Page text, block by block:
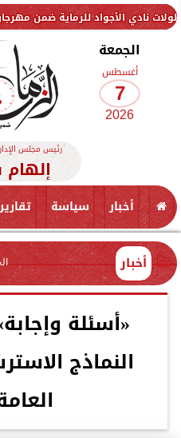
للرماية ضمن مهرجان مطروح
الجمعة
أغسطس
7
2026
رئيس مجلس
أخبار سياسة تقارير
أخبار
«أسئلة
النماذج
العامة